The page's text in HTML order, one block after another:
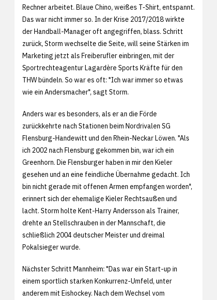
Rechner arbeitet. Blaue Chino, weißes T-Shirt, entspannt.
Das war nicht immer so. In der Krise 2017/2018 wirkte
der Handball-Manager oft angegriffen, blass. Schritt
zurück, Storm wechselte die Seite, will seine Stärken im
Marketing jetzt als Freiberufler einbringen, mit der
Sportrechteagentur Lagardère Sports Kräfte für den
THW bündeln. So war es oft: "Ich war immer so etwas
wie ein Andersmacher", sagt Storm.
Anders war es besonders, als er an die Förde
zurückkehrte nach Stationen beim Nordrivalen SG
Flensburg-Handewitt und den Rhein-Neckar Löwen. "Als
ich 2002 nach Flensburg gekommen bin, war ich ein
Greenhorn. Die Flensburger haben in mir den Kieler
gesehen und an eine feindliche Übernahme gedacht. Ich
bin nicht gerade mit offenen Armen empfangen worden",
erinnert sich der ehemalige Kieler Rechtsaußen und
lacht. Storm holte Kent-Harry Andersson als Trainer,
drehte an Stellschrauben in der Mannschaft, die
schließlich 2004 deutscher Meister und dreimal
Pokalsieger wurde.
Nächster Schritt Mannheim: "Das war ein Start-up in
einem sportlich starken Konkurrenz-Umfeld, unter
anderem mit Eishockey. Nach dem Wechsel vom